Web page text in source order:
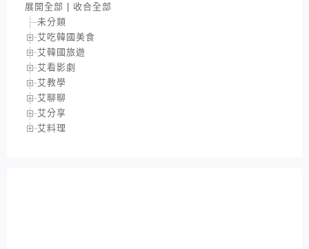
展開全部
收合全部
未分類
艾吃韓國美食
艾韓國旅遊
艾看影劇
艾教學
艾聊聊
艾分享
艾料理